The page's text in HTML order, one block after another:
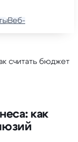
Веб-
считать бюджет
как